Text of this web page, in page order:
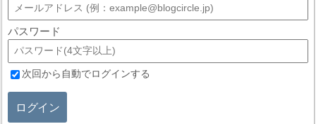
パスワード
次回から自動でログインする
ログイン